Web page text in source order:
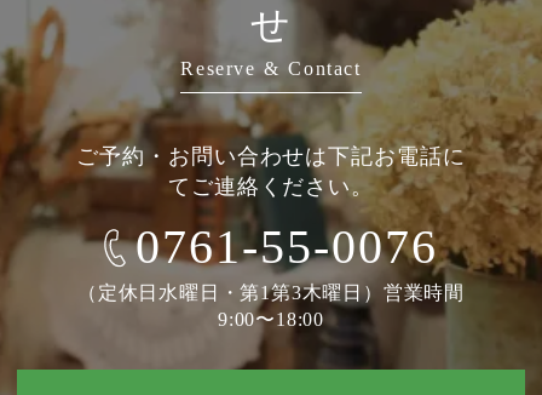
せ
Reserve & Contact
ご予約・お問い合わせは下記お電話に
てご連絡ください。
0761-55-0076
（定休日水曜日・第1第3木曜日）営業時間
9:00〜18:00